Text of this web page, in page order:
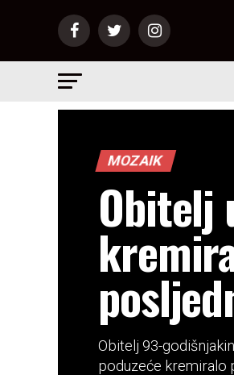
MOZAIK
Obitelj
Obitelj 93-
poduzeće kremiralo